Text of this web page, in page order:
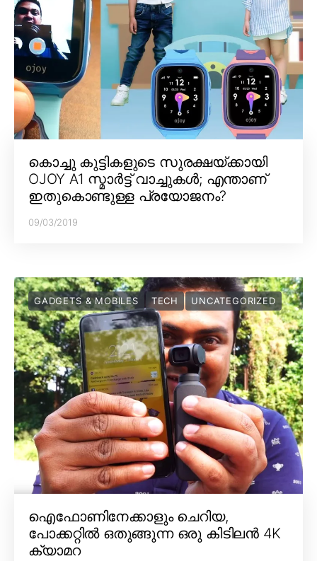
കൊച്ചു കുട്ടികളുടെ സുരക്ഷയ്ക്കായി
OJOY A1 സ്മാർട്ട് വാച്ചുകൾ; എന്താണ്
ഇതുകൊണ്ടുള്ള പ്രയോജനം?
09/03/2019
GADGETS & MOBILES TECH UNCATEGORIZED
ഐഫോണിനേക്കാളും ചെറിയ,
പോക്കറ്റിൽ ഒതുങ്ങുന്ന ഒരു കിടിലൻ 4K
ക്യാമറ